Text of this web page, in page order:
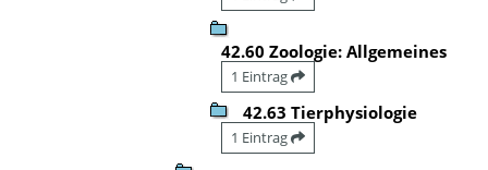
42.60 Zoologie: Allgemeines
1 Eintrag
42.63 Tierphysiologie
1 Eintrag